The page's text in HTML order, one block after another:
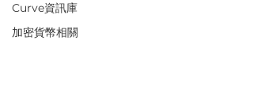
Curve資訊庫
加密貨幣相關